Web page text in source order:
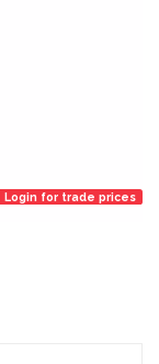
Login for trade prices